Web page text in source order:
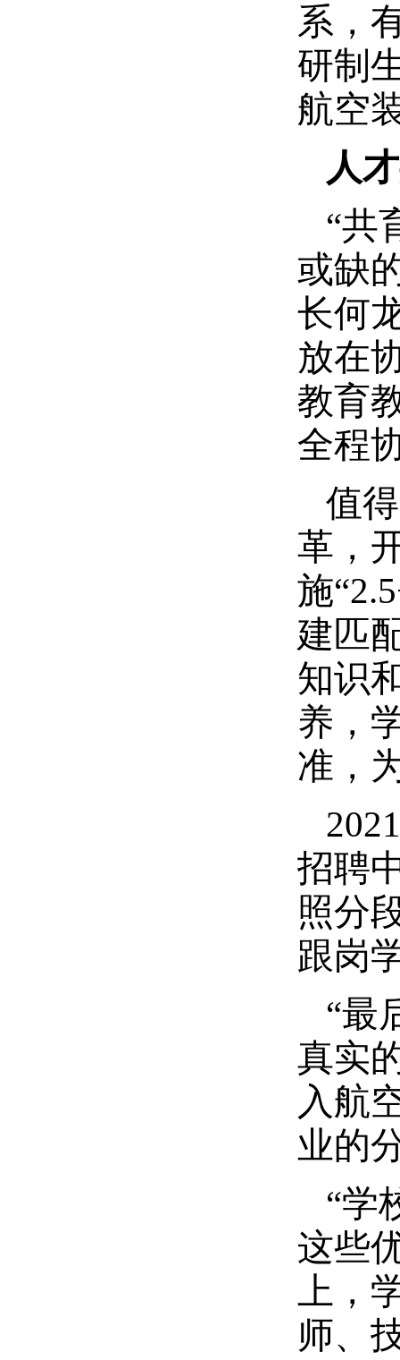
系，
研制
航空
人
“共
或缺
长何
放在
教育
全程
值
革，
施
建匹
知识
养，
准，
招聘
照分
跟岗
“最
真实
入航
业的
“学
这些
上，
师、